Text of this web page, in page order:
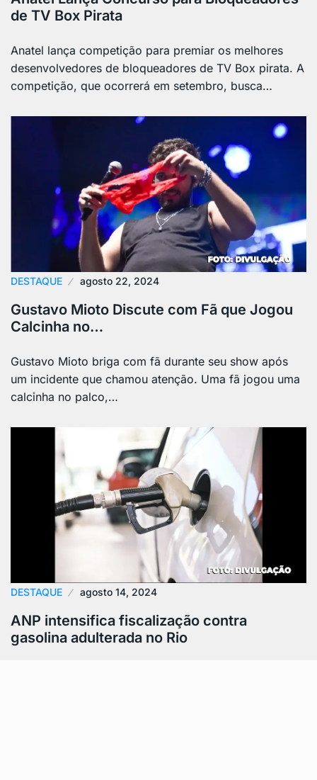
de TV Box Pirata
Anatel lança competição para premiar os melhores
desenvolvedores de bloqueadores de TV Box pirata. A
competição, que ocorrerá em setembro, busca…
DESTAQUE agosto 22, 2024
Gustavo Mioto Discute com Fã que Jogou
Calcinha no…
Gustavo Mioto briga com fã durante seu show após
um incidente que chamou atenção. Uma fã jogou uma
calcinha no palco,…
DESTAQUE agosto 14, 2024
ANP intensifica fiscalização contra
gasolina adulterada no Rio